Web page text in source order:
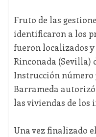
Fruto de las
identificaron a los
fueron localizados
Rinconada (Sevilla)
Instrucción número
Barrameda
las viviendas de los
Una vez finalizado